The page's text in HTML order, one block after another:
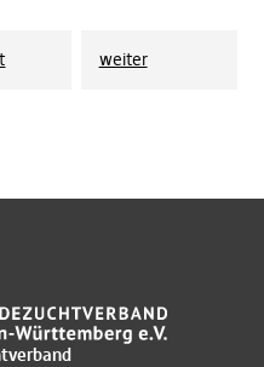
weiter